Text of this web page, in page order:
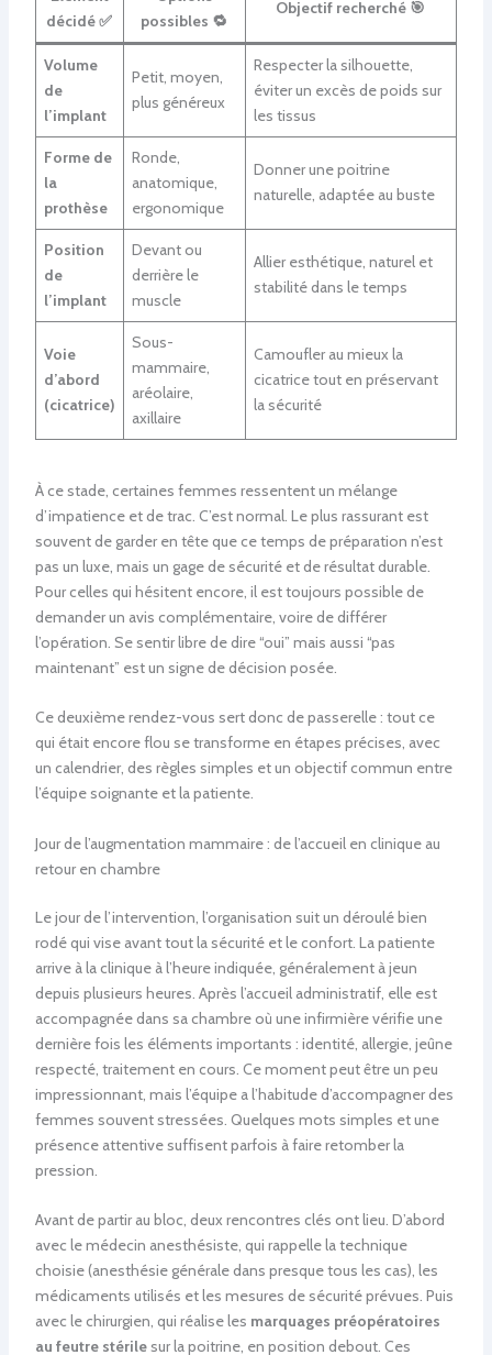
décidé ✅
possibles 🔁
Objectif recherché 🎯
Volume
de
l’implant
Petit, moyen,
plus généreux
Respecter la silhouette,
éviter un excès de poids sur
les tissus
Forme de
la
prothèse
Ronde,
anatomique,
ergonomique
Donner une poitrine
naturelle, adaptée au buste
Position
de
l’implant
Devant ou
derrière le
muscle
Allier esthétique, naturel et
stabilité dans le temps
Voie
d’abord
(cicatrice)
Sous-
mammaire,
aréolaire,
axillaire
Camoufler au mieux la
cicatrice tout en préservant
la sécurité
À ce stade, certaines femmes ressentent un mélange
d’impatience et de trac. C’est normal. Le plus rassurant est
souvent de garder en tête que ce temps de préparation n’est
pas un luxe, mais un gage de sécurité et de résultat durable.
Pour celles qui hésitent encore, il est toujours possible de
demander un avis complémentaire, voire de différer
l’opération. Se sentir libre de dire “oui” mais aussi “pas
maintenant” est un signe de décision posée.
Ce deuxième rendez-vous sert donc de passerelle : tout ce
qui était encore flou se transforme en étapes précises, avec
un calendrier, des règles simples et un objectif commun entre
l’équipe soignante et la patiente.
Jour de l’augmentation mammaire : de l’accueil en clinique au
retour en chambre
Le jour de l’intervention, l’organisation suit un déroulé bien
rodé qui vise avant tout la sécurité et le confort. La patiente
arrive à la clinique à l’heure indiquée, généralement à jeun
depuis plusieurs heures. Après l’accueil administratif, elle est
accompagnée dans sa chambre où une infirmière vérifie une
dernière fois les éléments importants : identité, allergie, jeûne
respecté, traitement en cours. Ce moment peut être un peu
impressionnant, mais l’équipe a l’habitude d’accompagner des
femmes souvent stressées. Quelques mots simples et une
présence attentive suffisent parfois à faire retomber la
pression.
Avant de partir au bloc, deux rencontres clés ont lieu. D’abord
avec le médecin anesthésiste, qui rappelle la technique
choisie (anesthésie générale dans presque tous les cas), les
médicaments utilisés et les mesures de sécurité prévues. Puis
avec le chirurgien, qui réalise les marquages préopératoires
au feutre stérilesur la poitrine, en position debout. Ces